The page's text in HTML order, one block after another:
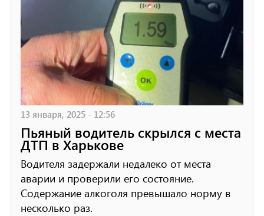
13 января, 2025 - 12:56
Пьяный водитель скрылся с места
ДТП в Харькове
Водителя задержали недалеко от места
аварии и проверили его состояние.
Содержание алкоголя превышало норму в
несколько раз.